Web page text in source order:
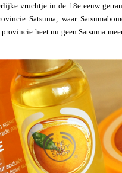
vruchtje in de 18e eeuw
Satsuma, waar
heet nu geen Satsuma